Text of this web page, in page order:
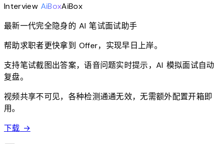
Interview AiBoxAiBox
最新一代完全隐身的 AI 笔试面试助手
帮助求职者更快拿到 Offer，实现早日上岸。
支持笔试截图出答案，语音问题实时提示，AI 模拟面试自动
复盘。
视频共享不可见，各种检测通通无效，无需额外配置开箱即
用。
下载 →